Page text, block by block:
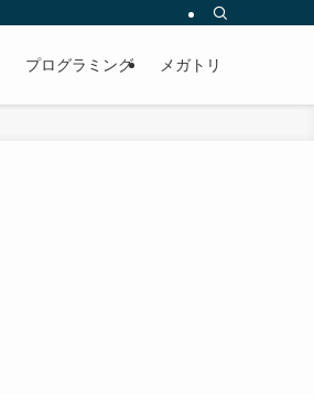
プログラミング メガトリ